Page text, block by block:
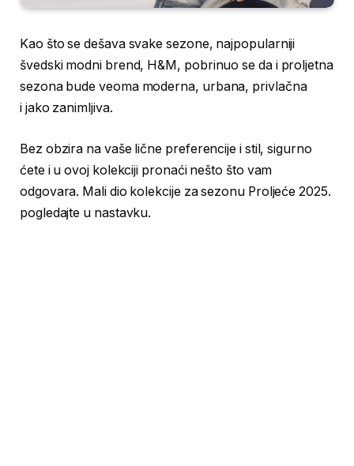
Kao što se dešava svake sezone, najpopularniji
švedski modni brend, H&M, pobrinuo se da i proljetna
sezona bude veoma moderna, urbana, privlačna
i jako zanimljiva.
Bez obzira na vaše lične preferencije i stil, sigurno
ćete i u ovoj kolekciji pronaći nešto što vam
odgovara. Mali dio kolekcije za sezonu Proljeće 2025.
pogledajte u nastavku.